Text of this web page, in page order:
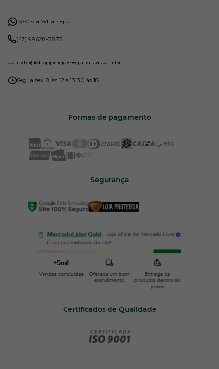
SAC via Whatsapp
(47) 99628-3875
contato@shoppingdaseguranca.com.br
Seg. a sex. 8 às 12 e 13:30 às 18
Formas de pagamento
Segurança
Certificados de Qualidade